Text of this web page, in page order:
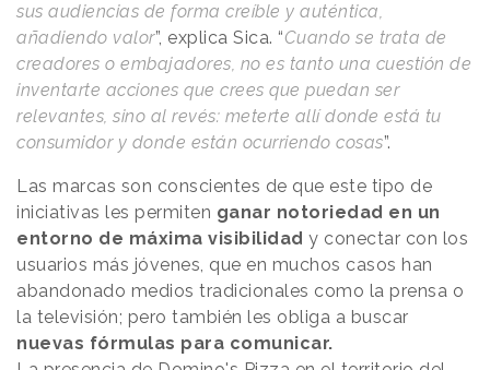
sus audiencias de forma creíble y auténtica,
añadiendo valor”, explica Sica. “Cuando se trata de
creadores o embajadores, no es tanto una cuestión de
inventarte acciones que crees que puedan ser
relevantes, sino al revés: meterte allí donde está tu
consumidor y donde están ocurriendo cosas”.
Las marcas son conscientes de que este tipo de
iniciativas les permiten ganar notoriedad en un
entorno de máxima visibilidad y conectar con los
usuarios más jóvenes, que en muchos casos han
abandonado medios tradicionales como la prensa o
la televisión; pero también les obliga a buscar
nuevas fórmulas para comunicar.